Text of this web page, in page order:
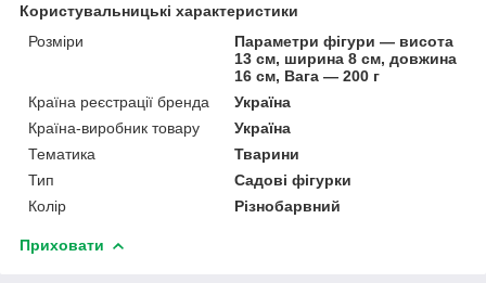
Користувальницькі характеристики
Розміри
Параметри фігури — висота
13 см, ширина 8 см, довжина
16 см, Вага — 200 г
Країна реєстрації бренда
Україна
Країна-виробник товару
Україна
Тематика
Тварини
Тип
Садові фігурки
Колір
Різнобарвний
Приховати